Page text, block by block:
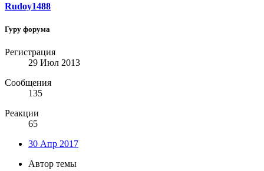
Rudoy1488
Гуру форума
Регистрация
29 Июл 2013
Сообщения
135
Реакции
65
30 Апр 2017
Автор темы